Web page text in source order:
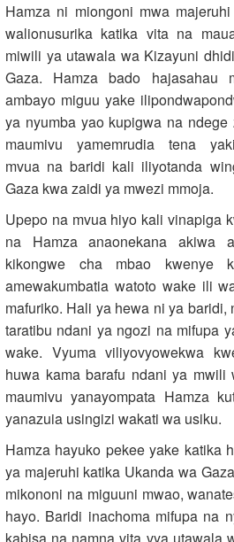
Hamza ni miongoni mwa
walionusurika katika vita na
miwili ya utawala wa Kizayuni
Gaza. Hamza bado hajasahau
ambayo miguu yake
ya nyumba yao kupigwa na
maumivu yamemrudia tena
mvua na baridi kali iliyotanda
Gaza kwa zaidi ya mwezi mmoja.
Upepo na mvua hiyo kali vinapiga
na Hamza anaonekana akiwa
kikongwe cha mbao kwenye
amewakumbatia watoto wake ili
mafuriko. Hali ya hewa ni ya
taratibu ndani ya ngozi na mifupa
wake. Vyuma viliyovyowekwa
huwa kama barafu ndani ya
maumivu yanayompata Hamza
yanazuia usingizi wakati wa usiku.
Hamza hayuko pekee yake katika
ya majeruhi katika Ukanda wa
mikononi na miguuni mwao,
hayo. Baridi inachoma mifupa na